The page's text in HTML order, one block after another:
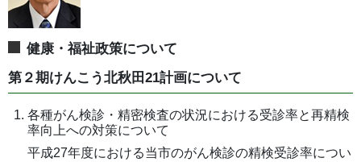
健康・福祉政策について
第２期けんこう北秋田21計画について
各種がん検診・精密検査の状況における受診率と再精検
率向上への対策について
平成27年度における当市のがん検診の精検受診率につい